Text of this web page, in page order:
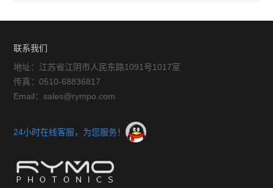
联系我们
地址：江苏省江阴市人民东路1091号1017室
传真：0510-68836817
Email：sales@rympo.com
24小时在线客服，为您服务！